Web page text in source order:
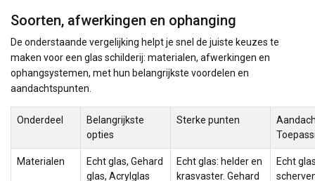
Soorten, afwerkingen en ophanging
De onderstaande vergelijking helpt je snel de juiste keuzes te
maken voor een glas schilderij: materialen, afwerkingen en
ophangsystemen, met hun belangrijkste voordelen en
aandachtspunten.
Onderdeel
Belangrijkste
opties
Sterke punten
Materialen
Echt glas, Gehard
glas, Acrylglas
Echt glas: helder en
krasvaster. Gehard
Echt